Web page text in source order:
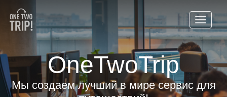
OneTwoTrip
Мы создаем лучший в мире сервис для